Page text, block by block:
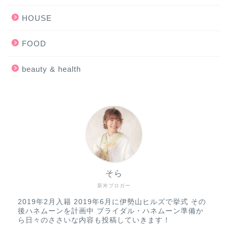
HOUSE
FOOD
beauty & health
新米ブロガー
そら
2019年2月入籍 2019年6月に伊勢山ヒルズで挙式 その
後ハネムーンを計画中 ブライダル・ハネムーン準備か
ら日々のささいな内容も投稿していきます！